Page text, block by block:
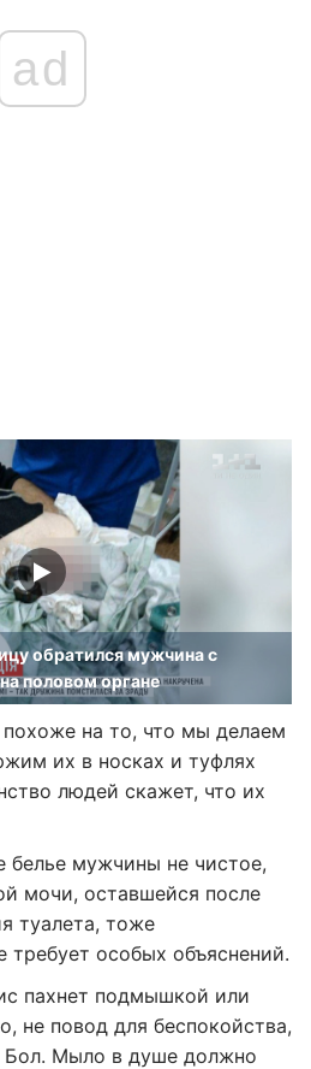
ad
обратился мужчина с
половом органе
похоже на то, что мы делаем
их в носках и туфлях
людей скажет, что их
белье мужчины не чистое,
мочи, оставшейся после
туалета, тоже
требует особых объяснений.
пахнет подмышкой или
не повод для беспокойства,
Бол. Мыло в душе должно